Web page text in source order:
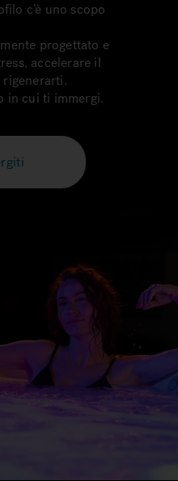
c’è uno scopo
progettato e
accelerare il
in cui ti immergi.